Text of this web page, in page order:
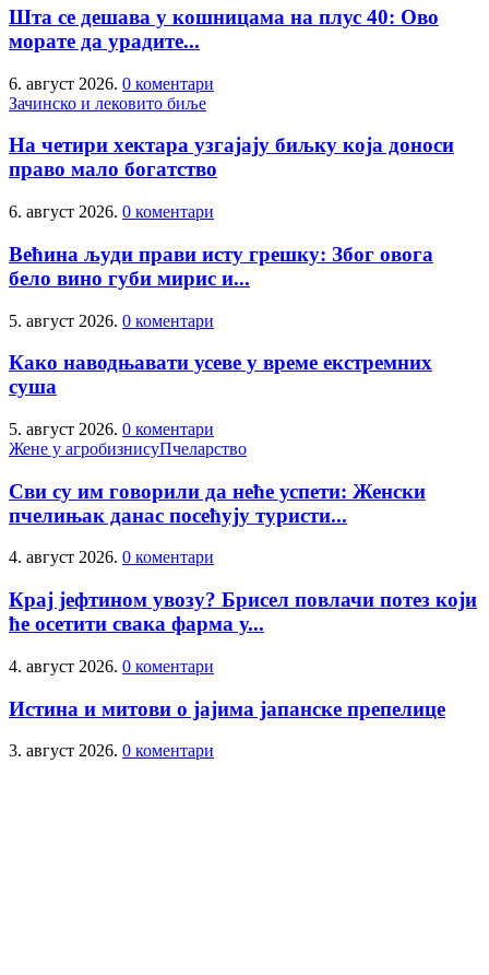
Шта се дешава у кошницама на плус 40: Ово
морате да урадите...
6. август 2026. 0 коментари
Зачинско и лековито биље
На четири хектара узгајају биљку која доноси
право мало богатство
6. август 2026. 0 коментари
Већина људи прави исту грешку: Због овога
бело вино губи мирис и...
5. август 2026. 0 коментари
Како наводњавати усеве у време екстремних
суша
5. август 2026. 0 коментари
Жене у агробизнисуПчеларство
Сви су им говорили да неће успети: Женски
пчелињак данас посећују туристи...
4. август 2026. 0 коментари
Крај јефтином увозу? Брисел повлачи потез који
ће осетити свака фарма у...
4. август 2026. 0 коментари
Истина и митови о јајима јапанске препелице
3. август 2026. 0 коментари